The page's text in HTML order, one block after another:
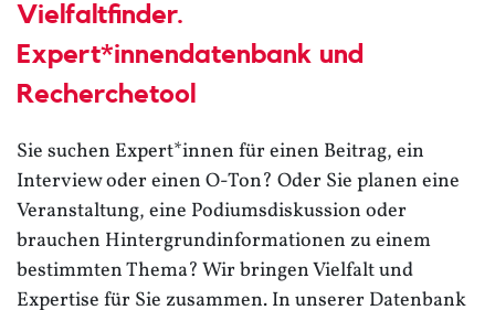
Vielfaltfinder.
Expert*innendatenbank und
Recherchetool
Sie suchen Expert*innen für einen Beitrag, ein
Interview oder einen O-Ton? Oder Sie planen eine
Veranstaltung, eine Podiumsdiskussion oder
brauchen Hintergrundinformationen zu einem
bestimmten Thema? Wir bringen Vielfalt und
Expertise für Sie zusammen. In unserer Datenbank